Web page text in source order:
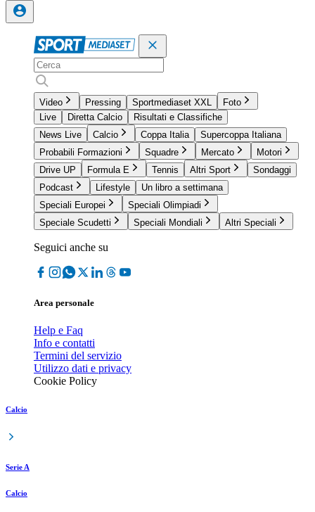
Video Pressing Sportmediaset XXL
Foto
Live
Diretta Calcio
Risultati e Classifiche
News Live
Calcio Coppa Italia
Supercoppa Italiana
Probabili Formazioni
Squadre Mercato
Motori
Drive UP
Formula E Tennis Altri Sport
Sondaggi
Podcast
Lifestyle
Un libro a settimana
Speciali Europei
Speciali Olimpiadi
Speciale Scudetti
Speciali Mondiali Altri Speciali
Seguici anche su
Area personale
Help e Faq
Info e contatti
Termini del servizio
Utilizzo dati e privacy
Cookie Policy
Calcio
Serie A
Calcio